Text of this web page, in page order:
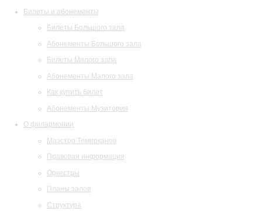
Билеты и абонементы
Билеты Большого зала
Абонементы Большого зала
Билеты Малого зала
Абонементы Малого зала
Как купить билет
Абонементы Музитория
О филармонии
Маэстро Темирканов
Правовая информация
Оркестры
Планы залов
Структура